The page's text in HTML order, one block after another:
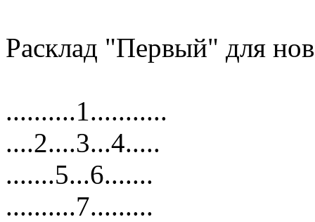
Расклад "Первый" для
..........1...........
....2....3...4.....
.......5...6.......
..........7.........